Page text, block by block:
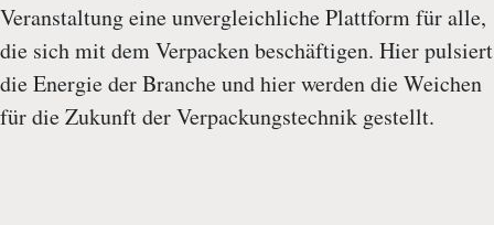
Veranstaltung eine unvergleichliche Plattform für alle,
die sich mit dem Verpacken beschäftigen. Hier pulsiert
die Energie der Branche und hier werden die Weichen
für die Zukunft der Verpackungstechnik gestellt.